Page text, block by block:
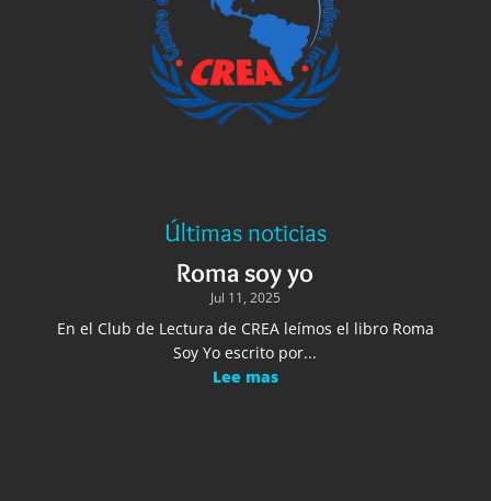
Últimas noticias
Roma soy yo
Jul 11, 2025
En el Club de Lectura de CREA leímos el libro Roma
Soy Yo escrito por...
Lee mas